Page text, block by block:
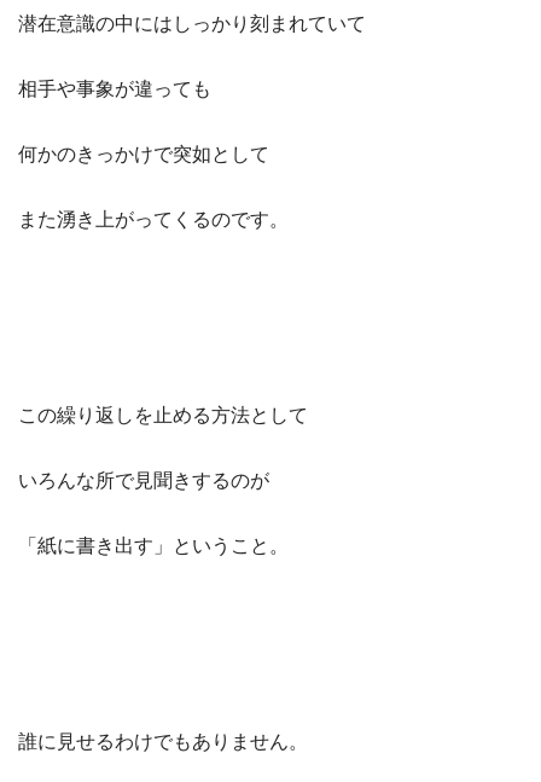
潜在意識の中にはしっかり刻まれていて
相手や事象が違っても
何かのきっかけで突如として
また湧き上がってくるのです。
この繰り返しを止める方法として
いろんな所で見聞きするのが
「紙に書き出す」ということ。
誰に見せるわけでもありません。